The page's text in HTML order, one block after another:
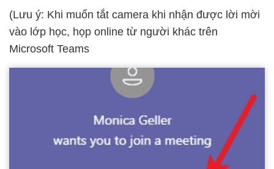
(Lưu ý: Khi muốn tắt camera khi nhận được lời mời
vào lớp học, họp online từ người khác trên
Microsoft Teams